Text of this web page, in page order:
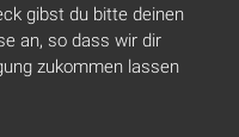
gibst du bitte deinen
an, so dass wir dir
zukommen lassen